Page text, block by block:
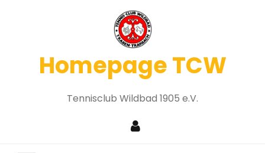
Homepage TCW
Tennisclub Wildbad 1905 e.V.